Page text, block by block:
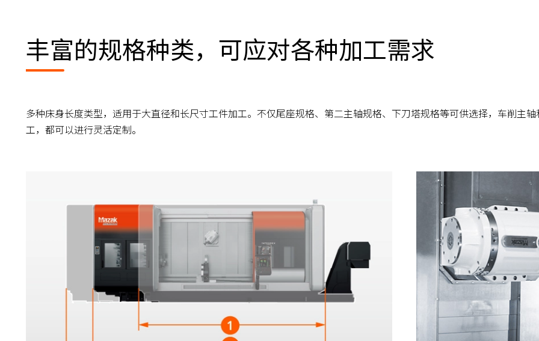
丰富的规格种类，可应对各种加工需求
多种床身长度类型，适用于大直径和长尺寸工件加工。不仅尾座规格、第二主轴规格、下刀塔规格等可供选择，车削主
工，都可以进行灵活定制。